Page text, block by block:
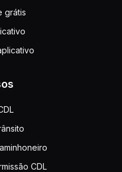
grátis
CDL